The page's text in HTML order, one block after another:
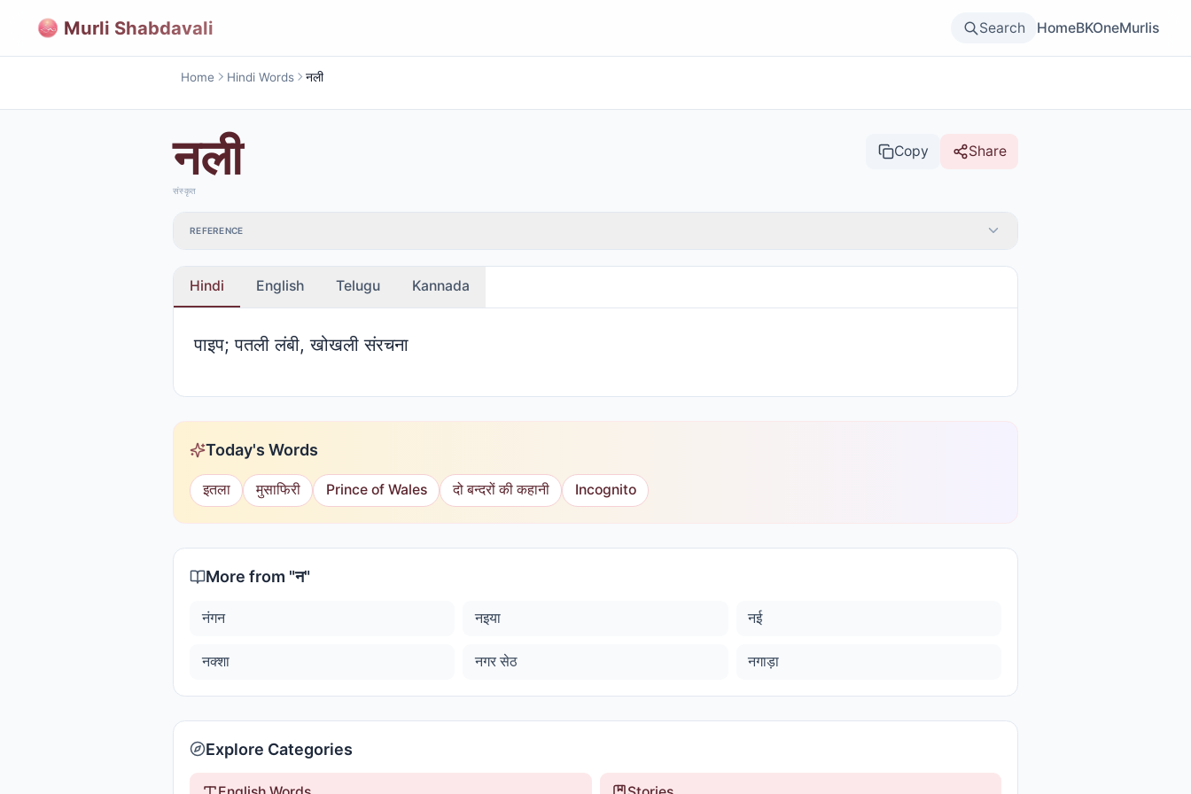
Murli Shabdavali Search HomeBKOneMurlis
Home Hindi Words नली
नली Copy Share
संस्कृत
REFERENCE
Hindi English Telugu Kannada
पाइप; पतली लंबी, खोखली संरचना
Today's Words
इतला मुसाफिरी Prince of Wales दो बन्दरों की कहानी Incognito
More from "न"
नंगन नइया नई
नक्शा नगर सेठ नगाड़ा
Explore Categories